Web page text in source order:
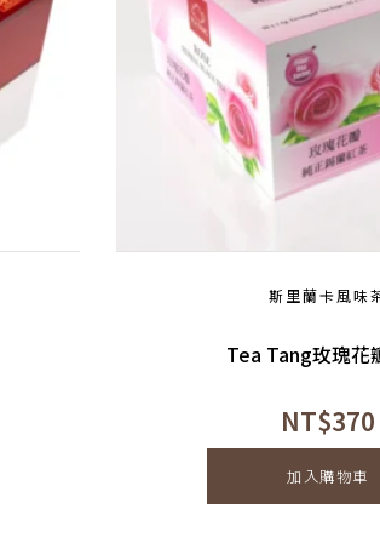
斯里蘭卡風味
Tea Tang玫瑰花
NT$370
加入購物車